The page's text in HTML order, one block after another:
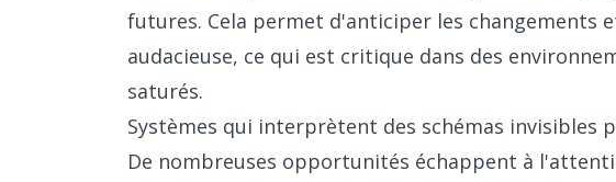
futures. Cela permet d'anticiper les changements
audacieuse, ce qui est critique dans des
saturés.
Systèmes qui interprètent des schémas invisibles
De nombreuses opportunités échappent à